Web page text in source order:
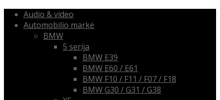
Audio & video
Automobilio markė
BMW
5 serija
BMW E39
BMW E60 / E61
BMW F10 / F11 / F07 / F18
BMW G30 / G31 / G38